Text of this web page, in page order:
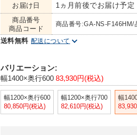
お届け日 1ヵ月前後でお届け予定
商品番号
商品コード
商品番号:GA-NS-
送料無料 配送について
バリエーション:
幅1400×奥行600 83,930円(税込)
幅1200×奥行600
80,850円(税込)
幅1200×奥行700
82,610円(税込)
幅